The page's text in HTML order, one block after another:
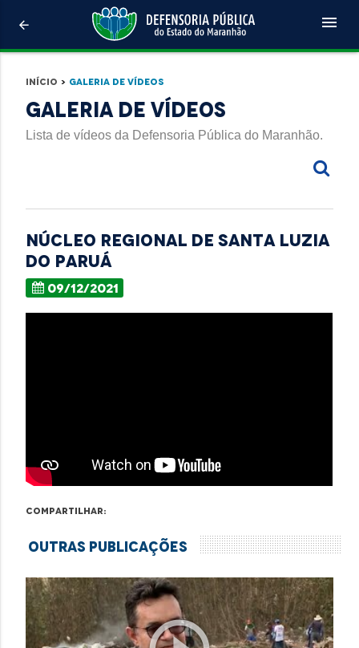
arrow_back menu
Início > Galeria de Vídeos
Galeria de Vídeos
Lista de vídeos da Defensoria Pública do Maranhão.
NÚCLEO REGIONAL DE SANTA LUZIA
DO PARUÁ
09/12/2021
Compartilhar:
Outras Publicações